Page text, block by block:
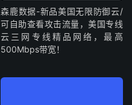
森鹿数据-新品美国无限防御云/
可自助查看攻击流量，美国专线
云三网专线精品网络，最高
500Mbps带宽！